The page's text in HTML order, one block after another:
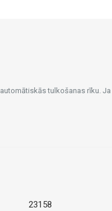
tulkošanas rīku.
23158